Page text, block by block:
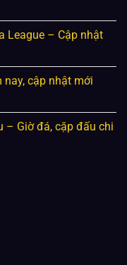
League – Cập nhật
cập nhật mới
– Giờ đá, cặp đấu chi